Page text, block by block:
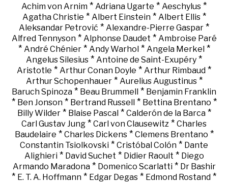
Achim von Arnim * Adriana Ugarte * Aeschylus *
Agatha Christie * Albert Einstein* Albert Ellis*
Aleksandar Petrović * Alexandre-Pierre Gaspar *
Alfred Tennyson* Alphonse Daudet * Ambroise Paré
* André Chénier* Andy Warhol * Angela Merkel *
Angelus Silesius * Antoine de Saint-Exupéry *
Aristotle * Arthur Conan Doyle * Arthur Rimbaud *
Arthur Schopenhauer* Aurelius Augustinus*
Baruch Spinoza * Beau Brummell * Benjamin Franklin
* Ben Jonson* Bertrand Russell * Bettina Brentano *
Billy Wilder* Blaise Pascal* Calderón de la Barca*
Carl Gustav Jung * Carl von Clausewitz * Charles
Baudelaire * Charles Dickens* Clemens Brentano *
Constantin Tsiolkovski * Cristóbal Colón * Dante
Alighieri* David Suchet * Didier Raoult * Diego
Armando Maradona* Domenico Scarlatti* Dr Bashir
* E. T. A. Hoffmann * Edgar Degas * Edmond Rostand *